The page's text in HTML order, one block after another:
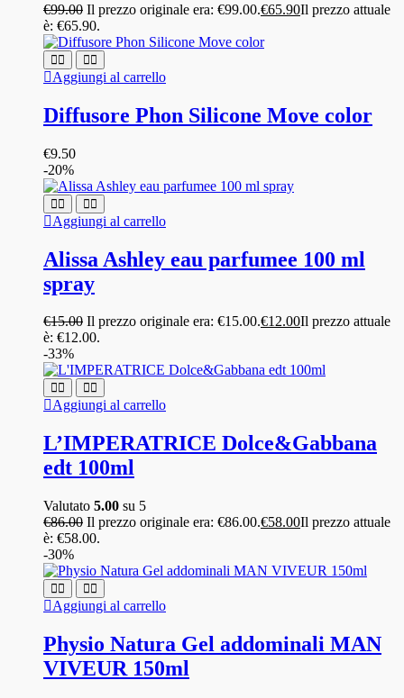
€99.00 Il prezzo originale era: €99.00.€65.90Il prezzo attuale
è: €65.90.
Aggiungi al carrello
Diffusore Phon Silicone Move color
€9.50
-20%
Aggiungi al carrello
Alissa Ashley eau parfumee 100 ml
spray
€15.00 Il prezzo originale era: €15.00.€12.00Il prezzo attuale
è: €12.00.
-33%
Aggiungi al carrello
L’IMPERATRICE Dolce&Gabbana
edt 100ml
Valutato 5.00 su 5
€86.00 Il prezzo originale era: €86.00.€58.00Il prezzo attuale
è: €58.00.
-30%
Aggiungi al carrello
Physio Natura Gel addominali MAN
VIVEUR 150ml